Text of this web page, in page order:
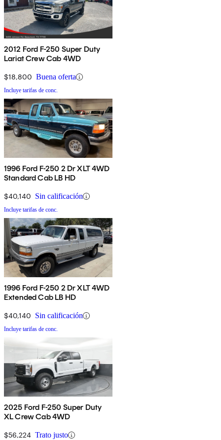
2012 Ford F-250 Super Duty
Lariat Crew Cab 4WD
$18,800 Buena oferta
Incluye tarifas de conc.
1996 Ford F-250 2 Dr XLT 4WD
Standard Cab LB HD
$40,140 Sin calificación
Incluye tarifas de conc.
1996 Ford F-250 2 Dr XLT 4WD
Extended Cab LB HD
$40,140 Sin calificación
Incluye tarifas de conc.
2025 Ford F-250 Super Duty
XL Crew Cab 4WD
$56,224 Trato justo